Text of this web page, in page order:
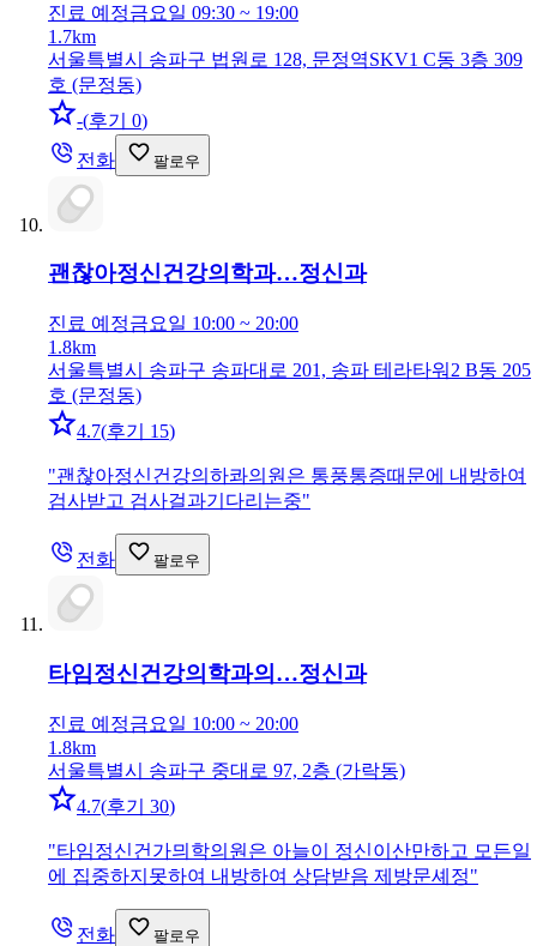
진료 예정금요일 09:30 ~ 19:00
1.7km
서울특별시 송파구 법원로 128, 문정역SKV1 C동 3층 309
호 (문정동)
-(후기 0)
전화
팔로우
괜찮아정신건강의학과…정신과
진료 예정금요일 10:00 ~ 20:00
1.8km
서울특별시 송파구 송파대로 201, 송파 테라타워2 B동 205
호 (문정동)
4.7(후기 15)
"괜찮아정신건강의하콰의원은 통풍통증때문에 내방하여
검사받고 검사걸과기다리는중"
전화 팔로우
타임정신건강의학과의…정신과
진료 예정금요일 10:00 ~ 20:00
1.8km
서울특별시 송파구 중대로 97, 2층 (가락동)
4.7(후기 30)
"타임정신건가믜학의원은 아늘이 정신이산만하고 모든일
에 집중하지못하여 내방하여 상담받음 제방문셰정"
전화 팔로우